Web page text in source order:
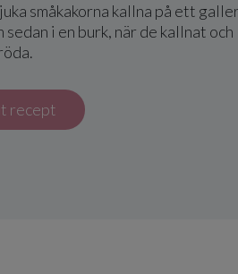
småkakorna kallna på ett
sedan i en burk, när de kallnat och
recept